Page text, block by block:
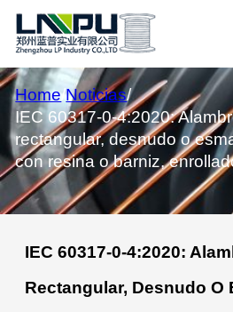
Home/Noticias/
IEC 60317-0-4:2020:
rectangular, desnudo o
con resina o barniz,
IEC 60317-0-4:2020:
Rectangular, Desnudo O